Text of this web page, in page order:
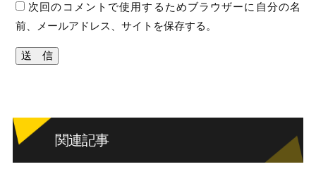
次回のコメントで使用するためブラウザーに自分の名
前、メールアドレス、サイトを保存する。
関連記事